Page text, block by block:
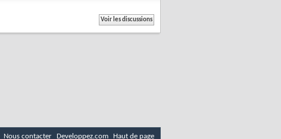
Nous contacter Developpez.com Haut de page